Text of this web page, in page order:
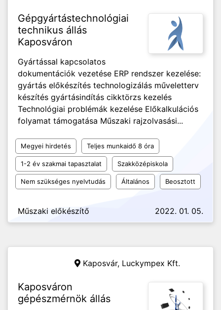
Gépgyártástechnológiai
technikus állás
Kaposváron
Gyártással kapcsolatos
dokumentációk vezetése ERP rendszer kezelése:
gyártás előkészítés technologizálás műveletterv
készítés gyártásindítás cikktörzs kezelés
Technológiai problémák kezelése Előkalkulációs
folyamat támogatása Műszaki rajzolvasási...
Megyei hirdetés Teljes munkaidő 8 óra
1-2 év szakmai tapasztalat Szakközépiskola
Nem szükséges nyelvtudás Általános Beosztott
Műszaki előkészítő 2022. 01. 05.
Kaposvár, Luckympex Kft.
Kaposváron
gépészmérnök állás